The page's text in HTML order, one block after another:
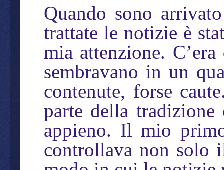
Quando sono
trattate le notizie è
mia attenzione.
sembravano in un
contenute, forse
parte della
appieno. Il mio
controllava non solo